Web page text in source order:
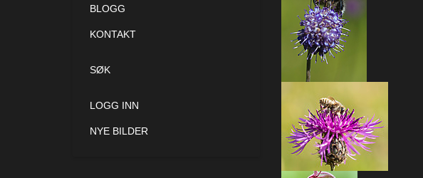
BLOGG
KONTAKT
SØK
LOGG INN
NYE BILDER